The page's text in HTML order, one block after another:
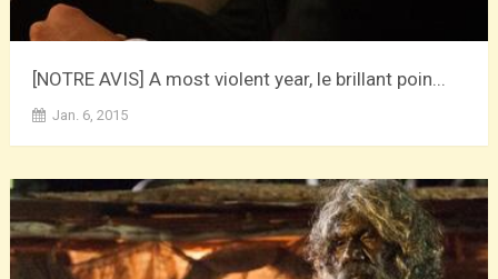
[NOTRE AVIS] A most violent year, le brillant poin...
Jan. 6, 2015